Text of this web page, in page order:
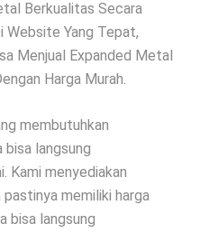
Berkualitas Secara
Website Yang Tepat,
Menjual Expanded Metal
Harga Murah.
membutuhkan
bisa langsung
Kami menyediakan
memiliki harga
bisa langsung